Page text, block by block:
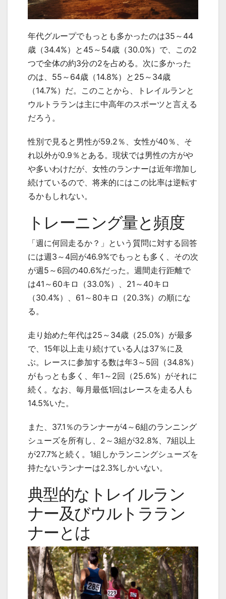
年代グループでもっとも多かったのは35～44
歳（34.4%）と45～54歳（30.0%）で、この2
つで全体の約3分の2を占める。次に多かった
のは、55～64歳（14.8%）と25～34歳
（14.7%）だ。このことから、トレイルランと
ウルトラランは主に中高年のスポーツと言える
だろう。
性別で見ると男性が59.2％、女性が40％、そ
れ以外が0.9％とある。現状では男性の方がや
や多いわけだが、女性のランナーは近年増加し
続けているので、将来的にはこの比率は逆転す
るかもしれない。
トレーニング量と頻度
「週に何回走るか？」という質問に対する回答
には週3～4回が46.9%でもっとも多く、その次
が週5～6回の40.6%だった。週間走行距離で
は41～60キロ（33.0%）、21～40キロ
（30.4%）、61～80キロ（20.3%）の順にな
る。
走り始めた年代は25～34歳（25.0%）が最多
で、15年以上走り続けている人は37％に及
ぶ。レースに参加する数は年3～5回（34.8%）
がもっとも多く、年1～2回（25.6%）がそれに
続く。なお、毎月最低1回はレースを走る人も
14.5%いた。
また、37.1％のランナーが4～6組のランニング
シューズを所有し、2～3組が32.8%、7組以上
が27.7%と続く。1組しかランニングシューズを
持たないランナーは2.3%しかいない。
典型的なトレイルラン
ナー及びウルトララン
ナーとは